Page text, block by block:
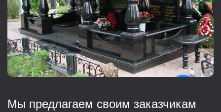
Мы предлагаем своим заказчикам